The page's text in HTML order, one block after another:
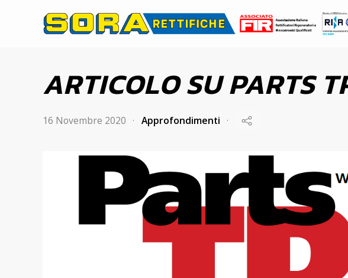
ARTICOLO SU PARTS
16 Novembre 2020 Approfondimenti